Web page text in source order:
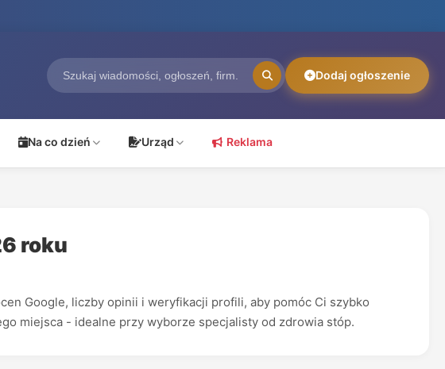
Dodaj ogłoszenie
Na co dzień Urząd Reklama
roku
Google, liczby opinii i weryfikacji profili, aby pomóc Ci szybko
miejsca - idealne przy wyborze specjalisty od zdrowia stóp.